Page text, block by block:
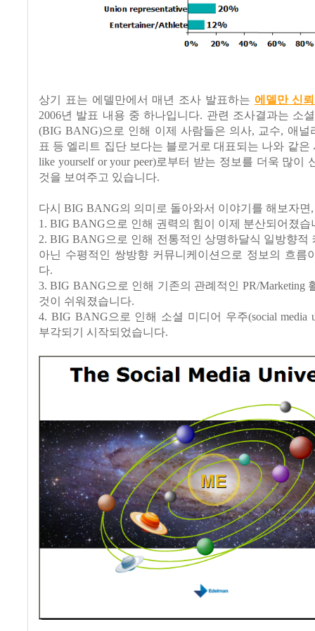
상기 표는 에델만에서 매년 조사 발표하는 에델만 신
2006년 발표 내용 중 하나입니다. 관련 조사결과는 소
(BIG BANG)으로 인해 이제 사람들은 의사, 교수, 애널
표 등 엘리트 집단 보다는 블로거로 대표되는 나와 같은
like yourself or your peer)로부터 받는 정보를 더욱 많이
것을 보여주고 있습니다.
다시 BIG BANG의 의미로 돌아와서 이야기를 해보자면,
1. BIG BANG으로 인해 권력의 힘이 이제 분산되어졌습
2. BIG BANG으로 인해 전통적인 상명하달식 일방향적
아닌 수평적인 쌍방향 커뮤니케이션으로 정보의 흐름
다.
3. BIG BANG으로 인해 기존의 관례적인 PR/Marketing
것이 쉬워졌습니다.
4. BIG BANG으로 인해 소셜 미디어 우주(social media
부각되기 시작되었습니다.